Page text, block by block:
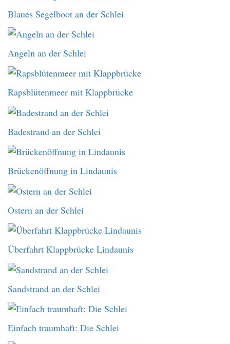
Blaues Segelboot an der Schlei
Angeln an der Schlei
Rapsblütenmeer mit Klappbrücke
Badestrand an der Schlei
Brückenöffnung in Lindaunis
Ostern an der Schlei
Überfahrt Klappbrücke Lindaunis
Sandstrand an der Schlei
Einfach traumhaft: Die Schlei